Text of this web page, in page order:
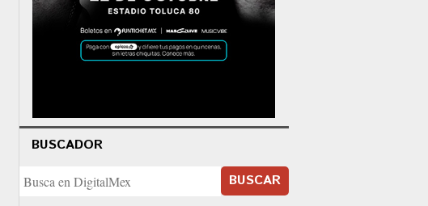
BUSCADOR
BUSCAR